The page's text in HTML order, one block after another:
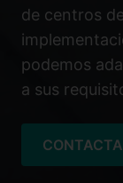
de centros
podemos
a sus